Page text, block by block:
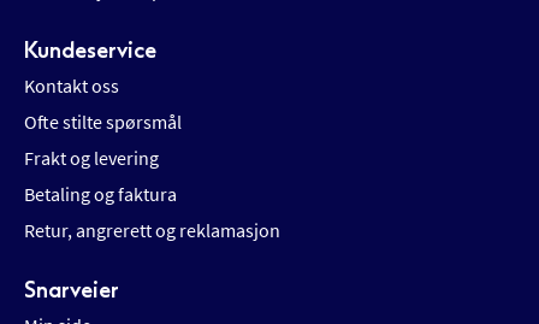
Kundeservice
Kontakt oss
Ofte stilte spørsmål
Frakt og levering
Betaling og faktura
Retur, angrerett og reklamasjon
Snarveier